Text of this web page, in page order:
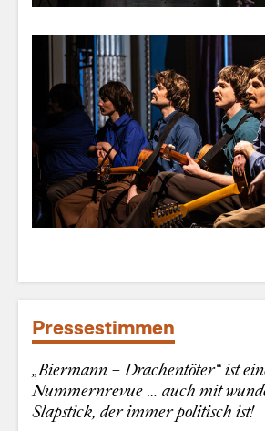
Pressestimmen
„Biermann – Drachentöter“ ist
Nummernrevue … auch mit
Slapstick, der immer politisch ist!